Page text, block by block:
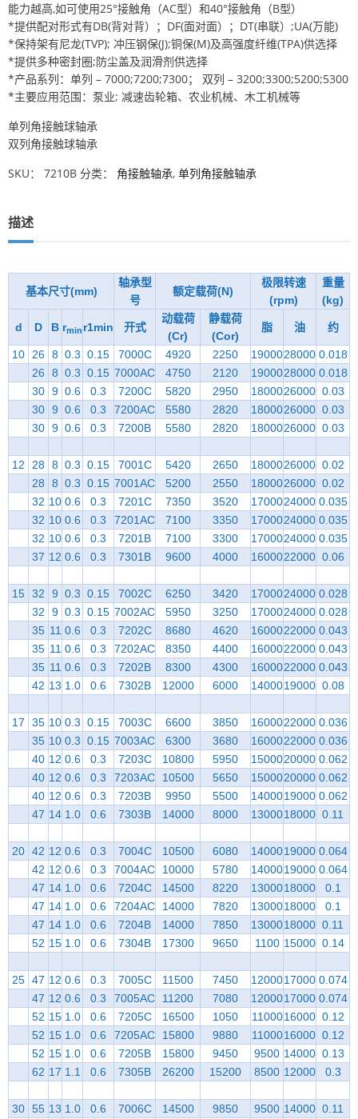
能力越高,如可使用25°接触角（AC型）和40°接触角（B型）
*提供配对形式有DB(背对背）；DF(面对面）；DT(串联）;UA(万能)
*保持架有尼龙(TVP); 冲压钢保(J);铜保(M)及高强度纤维(TPA)供选择
*提供多种密封圈;防尘盖及润滑剂供选择
*产品系列：单列 – 7000;7200;7300； 双列 – 3200;3300;5200;5300
*主要应用范围：泵业; 减速齿轮箱、农业机械、木工机械等
单列角接触球轴承
双列角接触球轴承
SKU： 7210B 分类： 角接触轴承, 单列角接触轴承
描述
基本尺寸(mm)
轴承型
号
额定载荷(N)
极限转速
(rpm)
重量
(kg)
d D B rmin r1min 开式
动载荷
(Cr)
静载荷
(Cor)
脂 油 约
10 26 8 0.3 0.15 7000C 4920 2250 1900028000 0.018
26
8 0.3 0.15 7000AC 4750 2120 1900028000 0.018
30 9 0.6 0.3 7200C 5820 2950 1800026000 0.03
30 9 0.6 0.3 7200AC 5580 2820 1800026000 0.03
30 9 0.6 0.3 7200B 5580 2820 1800026000 0.03
12 28 8 0.3 0.15 7001C 5420 2650 1800026000 0.02
28
8 0.3 0.15 7001AC 5200 2550 1800026000 0.02
32 10 0.6 0.3 7201C 7350 3520 1700024000 0.035
32 10 0.6 0.3 7201AC 7100 3350 1700024000 0.035
32 10 0.6 0.3 7201B 7100 3300 1700024000 0.035
37 12 0.6 0.3 7301B 9600 4000 1600022000 0.06
15 32 9 0.3 0.15 7002C 6250 3420 1700024000 0.028
32
9 0.3 0.15 7002AC 5950 3250 1700024000 0.028
35 11 0.6 0.3 7202C 8680 4620 1600022000 0.043
35 11 0.6 0.3 7202AC 8350 4400 1600022000 0.043
35 11 0.6 0.3 7202B 8300 4300 1600022000 0.043
42 13 1.0 0.6 7302B 12000 6000 1400019000 0.08
17 35 10 0.3 0.15 7003C 6600 3850 1600022000 0.036
35 10 0.3 0.15 7003AC 6300 3680 1600022000 0.036
40 12 0.6 0.3 7203C 10800 5950 1500020000 0.062
40 12 0.6 0.3 7203AC 10500 5650 1500020000 0.062
40 12 0.6 0.3 7203B 9950 5500 1400019000 0.062
47 14 1.0 0.6 7303B 14000 8000 1300018000 0.11
20 42 12 0.6 0.3 7004C 10500 6080 1400019000 0.064
42 12 0.6 0.3 7004AC 10000 5780 1400019000 0.064
47 14 1.0 0.6 7204C 14500 8220 1300018000
0.1
47 14 1.0 0.6 7204AC 14000 7820 1300018000
0.1
47 14 1.0 0.6 7204B 14000 7850 1300018000 0.11
52 15 1.0 0.6 7304B 17300 9650 1100 15000 0.14
25 47 12 0.6 0.3 7005C 11500 7450 1200017000 0.074
47 12 0.6 0.3 7005AC 11200 7080 1200017000 0.074
52 15 1.0 0.6 7205C 16500 1050 1100016000 0.12
52 15 1.0 0.6 7205AC 15800 9880 1100016000 0.12
52 15 1.0 0.6 7205B 15800 9450 9500 14000 0.13
62 17 1.1 0.6 7305B 26200 15200 8500 12000 0.3
30 55 13 1.0 0.6 7006C 14500 9850 9500 14000 0.11